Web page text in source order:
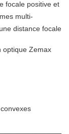
focale positive et
multi-
distance focale
optique Zemax